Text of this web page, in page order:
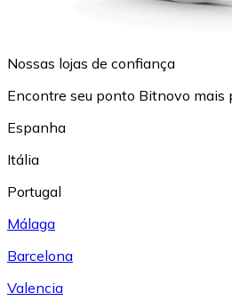
Nossas lojas de confiança
Encontre seu ponto Bitnovo mais
Espanha
Itália
Portugal
Málaga
Barcelona
Valencia